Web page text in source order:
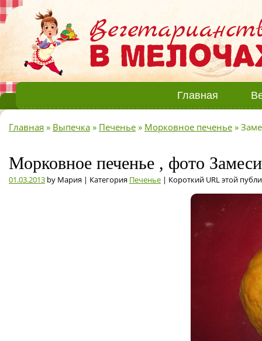
Главная
Главная » Выпечка » Печенье » Морковное печенье »
Морковное печенье , фото
01.03.2013 by Мария | Категория Печенье | Короткий URL этой